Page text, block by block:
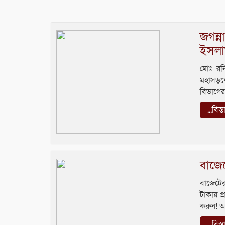
মোঃ
টাকায়
করুন!